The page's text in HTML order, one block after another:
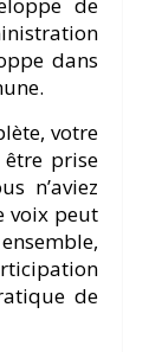
de
dans
votre
prise
n’aviez
voix peut
de